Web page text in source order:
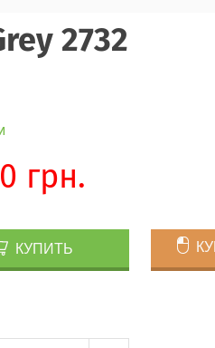
2732
грн.
КУПИТЬ